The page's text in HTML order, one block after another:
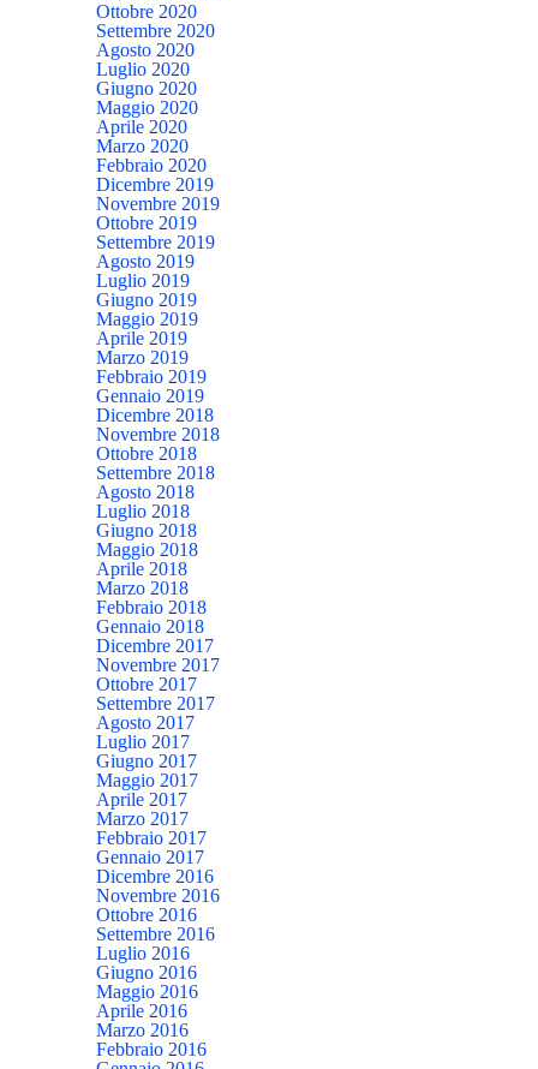
Ottobre 2020
Settembre 2020
Agosto 2020
Luglio 2020
Giugno 2020
Maggio 2020
Aprile 2020
Marzo 2020
Febbraio 2020
Dicembre 2019
Novembre 2019
Ottobre 2019
Settembre 2019
Agosto 2019
Luglio 2019
Giugno 2019
Maggio 2019
Aprile 2019
Marzo 2019
Febbraio 2019
Gennaio 2019
Dicembre 2018
Novembre 2018
Ottobre 2018
Settembre 2018
Agosto 2018
Luglio 2018
Giugno 2018
Maggio 2018
Aprile 2018
Marzo 2018
Febbraio 2018
Gennaio 2018
Dicembre 2017
Novembre 2017
Ottobre 2017
Settembre 2017
Agosto 2017
Luglio 2017
Giugno 2017
Maggio 2017
Aprile 2017
Marzo 2017
Febbraio 2017
Gennaio 2017
Dicembre 2016
Novembre 2016
Ottobre 2016
Settembre 2016
Luglio 2016
Giugno 2016
Maggio 2016
Aprile 2016
Marzo 2016
Febbraio 2016